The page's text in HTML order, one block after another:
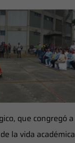
que congregó a
la vida académica